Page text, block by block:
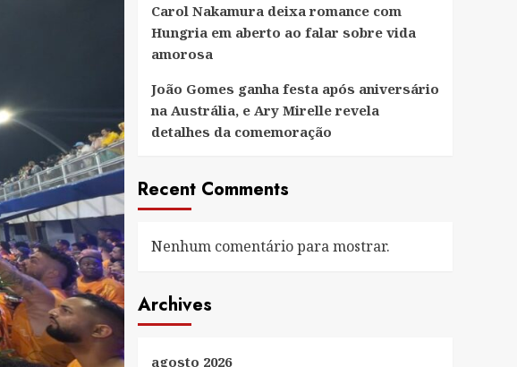
Carol Nakamura deixa romance com
Hungria em aberto ao falar sobre vida
amorosa
João Gomes ganha festa após aniversário
na Austrália, e Ary Mirelle revela
detalhes da comemoração
Recent Comments
Nenhum comentário para mostrar.
Archives
agosto 2026